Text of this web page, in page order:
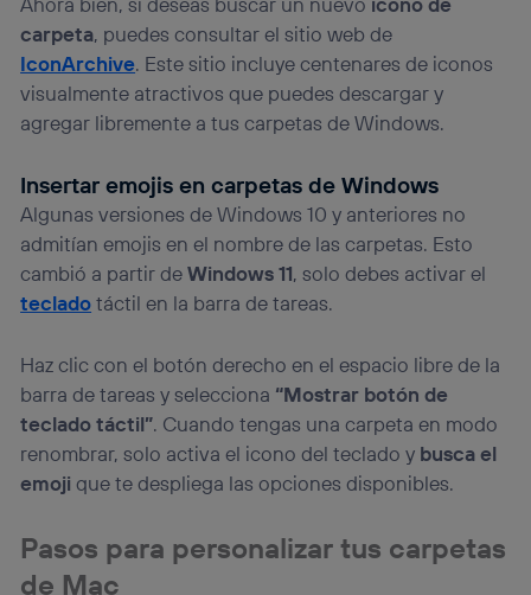
carpeta, puedes consultar el sitio web de
IconArchive. Este sitio incluye centenares de iconos
visualmente atractivos que puedes descargar y
agregar libremente a tus carpetas de Windows.
Insertar emojis en carpetas de Windows
Algunas versiones de Windows 10 y anteriores no
admitían emojis en el nombre de las carpetas. Esto
cambió a partir deWindows 11, solo debes activar el
tecladotáctil en la barra de tareas.
Haz clic con el botón derecho en el espacio libre de la
barra de tareas y selecciona “Mostrar botón de
teclado táctil”. Cuando tengas una carpeta en modo
renombrar, solo activa el icono del teclado y busca el
emoji que te despliega las opciones disponibles.
Pasos para personalizar tus carpetas
de Mac
Puedes gestionar los consentimientos Utiq seleccionando
“Administrar Utiq” en la parte inferior de esta página web o
visitando el portal de privacidad de Utiq
(“consenthub”). Para más información, consulta
la política de privacidad de Utiq.